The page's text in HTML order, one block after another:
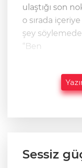
ulaştığı son
o sırada
şey
“Ben
Sessiz